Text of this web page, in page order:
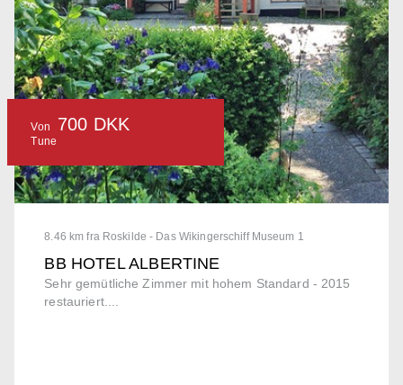
8.46 km fra Roskilde - Das Wikingerschiff Museum 1
BB HOTEL ALBERTINE
Sehr gemütliche Zimmer mit hohem Standard - 2015
restauriert....
Von 700 DKK
Tune